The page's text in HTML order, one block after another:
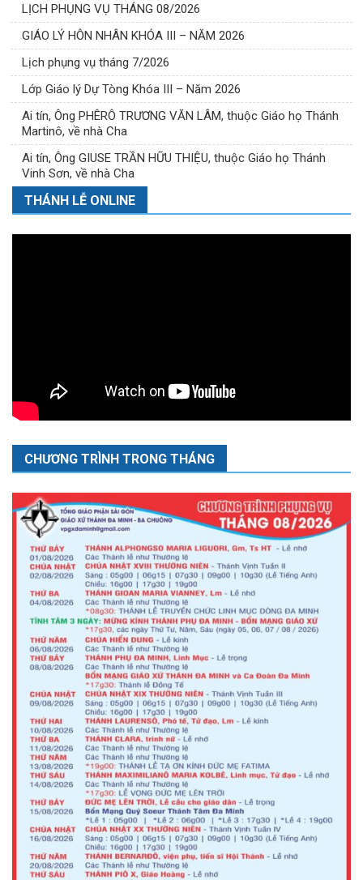
LỊCH PHỤNG VỤ THÁNG 08/2026
GIÁO LÝ HÔN NHÂN KHÓA III – NĂM 2026
Lịch phụng vụ tháng 7/2026
Lớp Giáo lý Dự Tòng Khóa III – Năm 2026
Ai tín, Ông PHÊRÔ TRƯƠNG VĂN LÂM, thuộc Giáo họ Thánh
Martinô, về nhà Cha
Ai tín, Ông GIUSE TRẦN HỮU THIỆU, thuộc Giáo họ Thánh
Vinh Sơn, về nhà Cha
THÁNH LỄ ONLINE
CHƯƠNG TRÌNH TRONG THÁNG